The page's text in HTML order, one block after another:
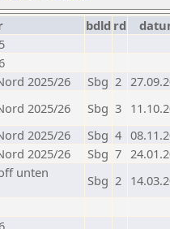
bdld rd
2025/26 Sbg 2
2025/26 Sbg 3
2025/26 Sbg 4
2025/26 Sbg 7
unten
Sbg 2